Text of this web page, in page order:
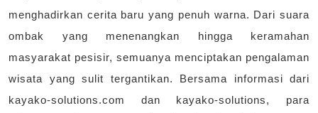
menghadirkan cerita baru yang penuh warna. Dari suara
ombak yang menenangkan hingga keramahan
masyarakat pesisir, semuanya menciptakan pengalaman
wisata yang sulit tergantikan. Bersama informasi dari
kayako-solutions.com dan kayako-solutions, para